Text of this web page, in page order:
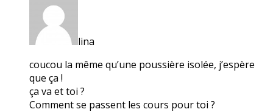
lina
coucou la même qu’une poussière isolée, j’espère
que ça !
ça va et toi ?
Comment se passent les cours pour toi ?